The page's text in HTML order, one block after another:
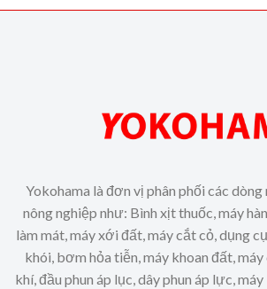
Yokohama là đơn vị phân phối các
nông nghiệp như: Bình xịt thuốc, máy
làm mát, máy xới đất, máy cắt cỏ, dụng
khói, bơm hỏa tiễn, máy khoan đất, máy
khí, đầu phun áp lục, dây phun áp lực,